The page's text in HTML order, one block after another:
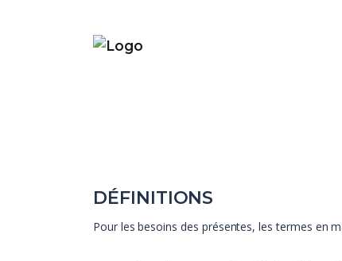
DÉFINITIONS
Pour les besoins des présentes, les termes en